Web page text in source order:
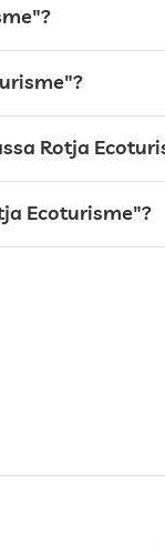
en la
Rotja
Ecoturisme"?